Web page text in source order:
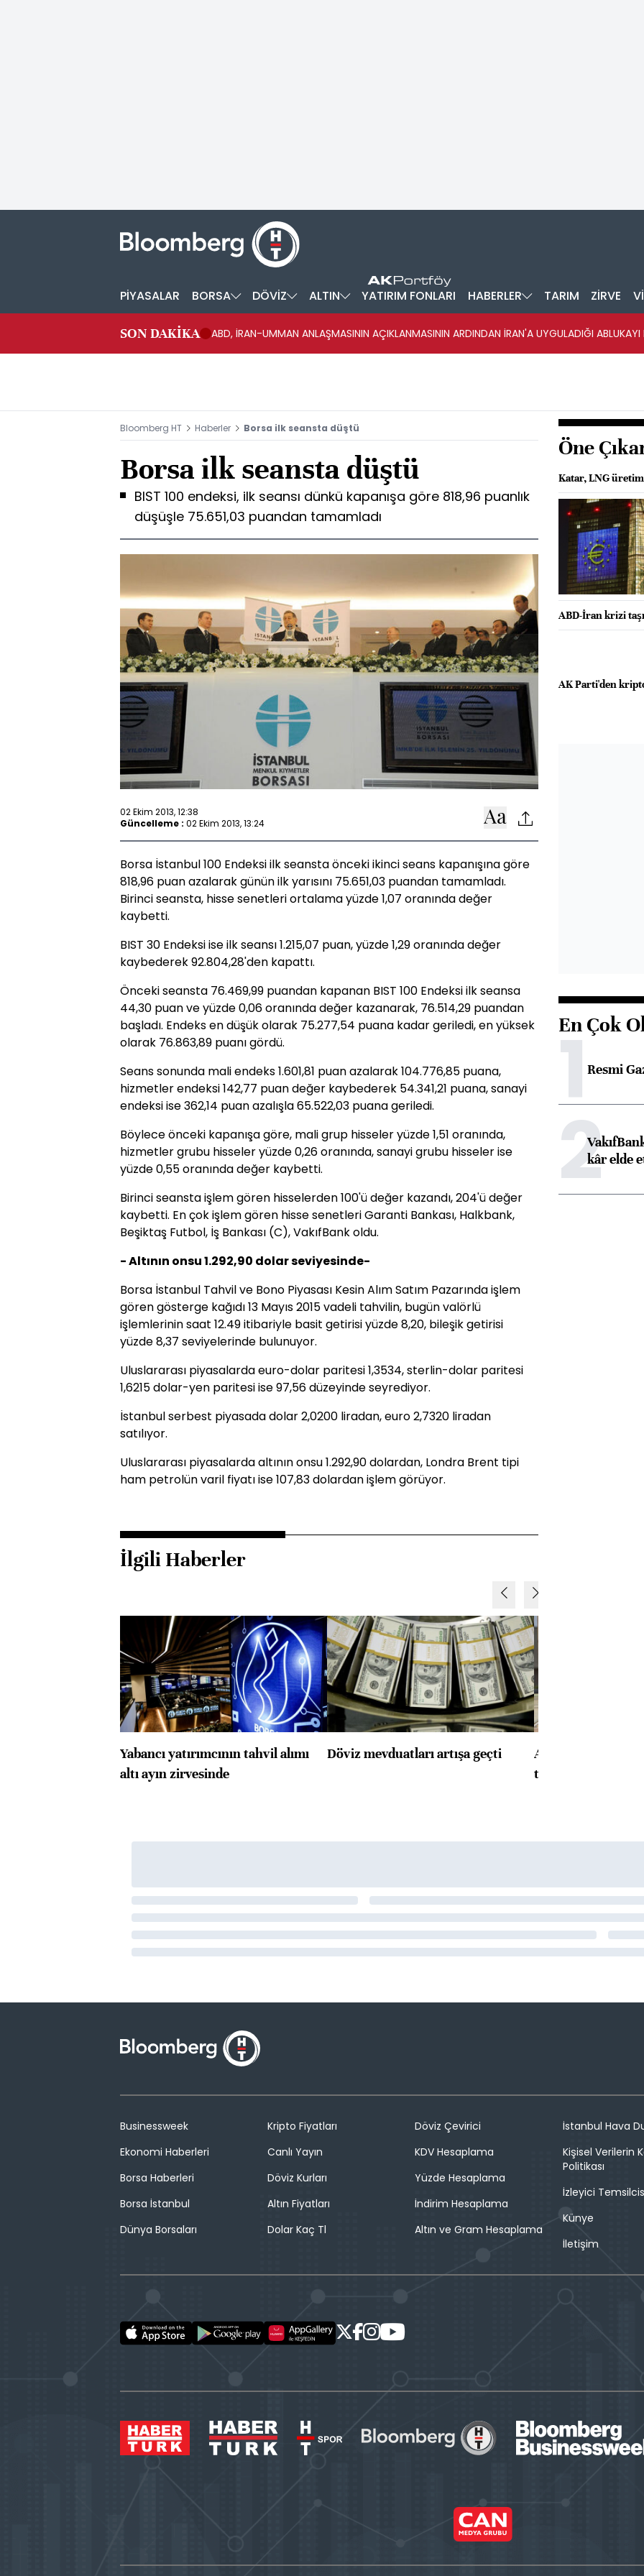
PİYASALAR BORSA DÖVİZ ALTIN YATIRIM FONLARI HABERLER TARIM ZİRVE
SON DAKİKA ABD, İRAN-UMMAN ANLAŞMASININ AÇIKLANMASININ ARDINDAN İRAN'A UYGULADIĞI ABLUKAYI
Bloomberg HT Haberler Borsa ilk seansta düştü
Borsa ilk seansta düştü
BIST 100 endeksi, ilk seansı dünkü kapanışa göre 818,96 puanlık
düşüşle 75.651,03 puandan tamamladı
02 Ekim 2013, 12:38
Güncelleme : 02 Ekim 2013, 13:24
Borsa İstanbul 100 Endeksi ilk seansta önceki ikinci seans kapanışına göre
818,96 puan azalarak günün ilk yarısını 75.651,03 puandan tamamladı.
Birinci seansta, hisse senetleri ortalama yüzde 1,07 oranında değer
kaybetti.
BIST 30 Endeksi ise ilk seansı 1.215,07 puan, yüzde 1,29 oranında değer
kaybederek 92.804,28'den kapattı.
Önceki seansta 76.469,99 puandan kapanan BIST 100 Endeksi ilk seansa
44,30 puan ve yüzde 0,06 oranında değer kazanarak, 76.514,29 puandan
başladı. Endeks en düşük olarak 75.277,54 puana kadar geriledi, en yüksek
olarak 76.863,89 puanı gördü.
Seans sonunda mali endeks 1.601,81 puan azalarak 104.776,85 puana,
hizmetler endeksi 142,77 puan değer kaybederek 54.341,21 puana, sanayi
endeksi ise 362,14 puan azalışla 65.522,03 puana geriledi.
Böylece önceki kapanışa göre, mali grup hisseler yüzde 1,51 oranında,
hizmetler grubu hisseler yüzde 0,26 oranında, sanayi grubu hisseler ise
yüzde 0,55 oranında değer kaybetti.
Birinci seansta işlem gören hisselerden 100'ü değer kazandı, 204'ü değer
kaybetti. En çok işlem gören hisse senetleri Garanti Bankası, Halkbank,
Beşiktaş Futbol, İş Bankası (C), VakıfBank oldu.
- Altının onsu 1.292,90 dolar seviyesinde-
Borsa İstanbul Tahvil ve Bono Piyasası Kesin Alım Satım Pazarında işlem
gören gösterge kağıdı 13 Mayıs 2015 vadeli tahvilin, bugün valörlü
işlemlerinin saat 12.49 itibariyle basit getirisi yüzde 8,20, bileşik getirisi
yüzde 8,37 seviyelerinde bulunuyor.
Uluslararası piyasalarda euro-dolar paritesi 1,3534, sterlin-dolar paritesi
1,6215 dolar-yen paritesi ise 97,56 düzeyinde seyrediyor.
İstanbul serbest piyasada dolar 2,0200 liradan, euro 2,7320 liradan
satılıyor.
Uluslararası piyasalarda altının onsu 1.292,90 dolardan, Londra Brent tipi
ham petrolün varil fiyatı ise 107,83 dolardan işlem görüyor.
İlgili Haberler
Yabancı yatırımcının tahvil alımı
altı ayın zirvesinde
Döviz mevduatları artışa geçti
ABD'de konut
toparlandı
Öne
Katar, LNG
ABD-İran krizi
AK Parti'den
En Çok
1Resmi
2kâr elde
Businessweek
Ekonomi Haberleri
Borsa Haberleri
Borsa İstanbul
Dünya Borsaları
Kripto Fiyatları
Canlı Yayın
Döviz Kurları
Altın Fiyatları
Dolar Kaç Tl
Döviz Çevirici
KDV Hesaplama
Yüzde Hesaplama
İndirim Hesaplama
Altın ve Gram Hesaplama
İstanbul Hava
Kişisel Verilerin
Politikası
İzleyici
Künye
İletişim